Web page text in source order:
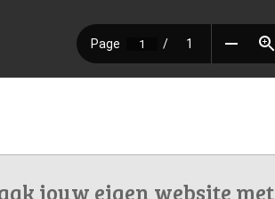
jouw eigen website met